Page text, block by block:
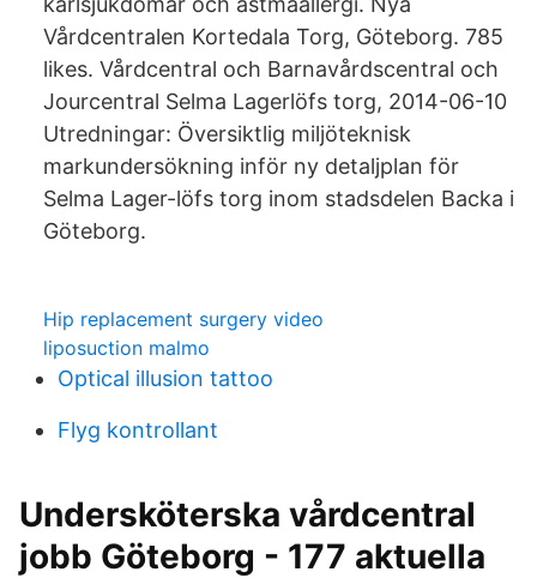
Vårdcentralen Kortedala Torg, Göteborg. 785
likes. Vårdcentral och Barnavårdscentral och
Jourcentral Selma Lagerlöfs torg, 2014-06-10
Utredningar: Översiktlig miljöteknisk
markundersökning inför ny detaljplan för
Selma Lager-löfs torg inom stadsdelen Backa i
Göteborg.
Hip replacement surgery video
liposuction malmo
Optical illusion tattoo
Flyg kontrollant
Undersköterska vårdcentral
jobb Göteborg - 177 aktuella